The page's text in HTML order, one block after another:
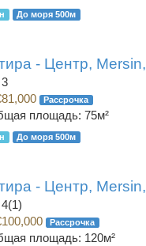
До моря 500м
- Центр,
Рассрочка
площадь: 75м²
До моря 500м
- Центр,
Рассрочка
площадь: 120м²